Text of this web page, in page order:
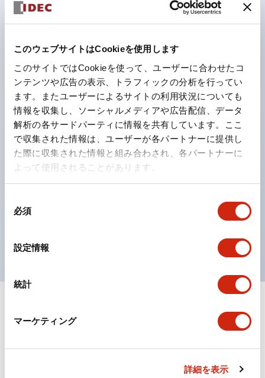
このウェブサイトはCookieを使用します
このサイトではCookieを使って、ユーザーに合わせたコ
ンテンツや広告の表示、トラフィックの分析を行ってい
ます。またユーザーによるサイトの利用状況についても
情報を収集し、ソーシャルメディアや広告配信、データ
解析の各サードパーティに情報を共有しています。ここ
で収集された情報は、ユーザーが各パートナーに提供し
た際に収集された情報と組み合わされ、各パートナーに
よって使用されることがあります。
必須
設定情報
統計
マーケティング
詳細を表示
護構造：IP65。（ただし2点押ボタンスイッチは
IP40）
2つの独立した動作の押ボタンスイッチと表示灯の3つ
チも完備。
ワールドワイドなニーズに対応する各種電圧を完備。
1つで6色の役をこなすLED球（LSRD球）。これまで色
ごとに分かれていたLED球を、1色のLED球で各色を表
現できるようにしました。
カラーユニバーサルデザインに対応。表示灯（角平形）
の点灯/消灯の認識および、点灯時のランプ色の識別が
ISO 3864-4安全色に対応。危険時や緊急事態時の色表
現がより明確・鮮明で、より多くの方が識別可能に。
すべて展開+